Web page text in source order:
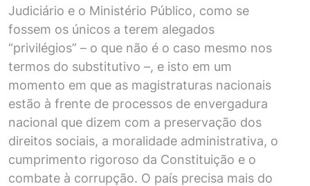
Judiciário e o Ministério Público, como se
fossem os únicos a terem alegados
“privilégios” – o que não é o caso mesmo nos
termos do substitutivo –, e isto em um
momento em que as magistraturas nacionais
estão à frente de processos de envergadura
nacional que dizem com a preservação dos
direitos sociais, a moralidade administrativa, o
cumprimento rigoroso da Constituição e o
combate à corrupção. O país precisa mais do